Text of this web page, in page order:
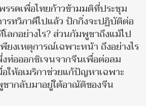
รคเพื่อไทยก้าวข้ามมติที่ประชุม
รทวิภาคีไปแล้ว ปักกิ่งจะปฏิบัติต่อ
โลกอย่างไร? ส่วนกัมพูชาถึงแม้ไป
ยงเหตุการณ์เฉพาะหน้า ถึงอย่างไร
ท่อออกซิเจนจากจีนเพื่อต่อลม
อให้อเมริกาช่วยแก้ปัญหาเฉพาะ
ากลับมาอยู่ใต้อาณัติของจีน